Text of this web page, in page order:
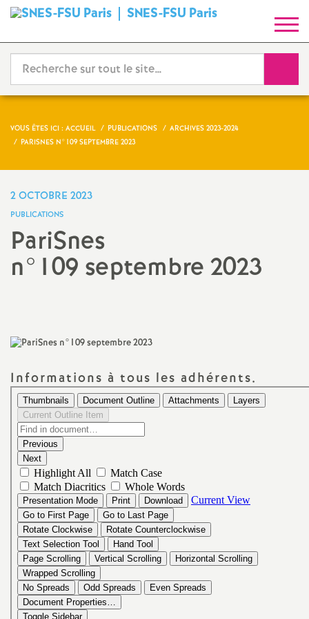
SNES-FSU ParisS
y
n
d
i
t
t
i
a
l
VOUS ÊTES ICI : ACCUEIL PUBLICATIONS
ARCHIVES 2023-2024
PARISNES N°109 SEPTEMBRE 2023
2 OCTOBRE 2023
PUBLICATIONS
PariSnes
n°109 septembre 2023
Informations à tous les adhérents.